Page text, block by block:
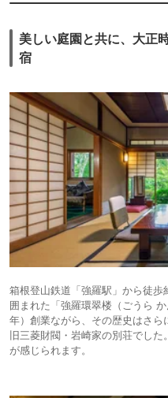
美しい庭園と共に、大正
宿
箱根登山鉄道「強羅駅」から徒
囲まれた「強羅環翠楼（ごうら
年）創業ながら、その歴史はさ
旧三菱財閥・岩崎家の別荘でし
が感じられます。